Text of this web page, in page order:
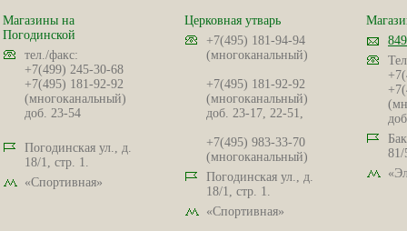
Магазины на
Погодинской
тел./факс:
+7(499) 245-30-68
+7(495) 181-92-92
(многоканальный)
доб. 23-54
Погодинская ул., д.
18/1, стр. 1.
«Спортивная»
Церковная утварь
+7(495) 181-94-94
(многоканальный)
+7(495) 181-92-92
(многоканальный)
доб. 23-17, 22-51,
+7(495) 983-33-70
(многоканальный)
Погодинская ул., д.
18/1, стр. 1.
«Спортивная»
81/